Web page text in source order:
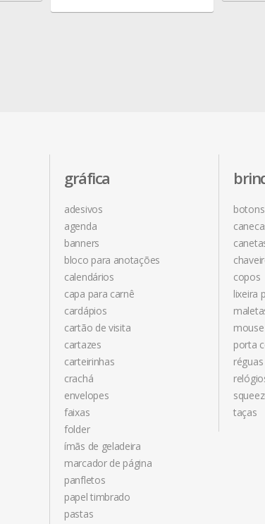
gráfica
adesivos
agenda
banners
bloco para anotações
calendários
capa para carnê
cardápios
cartão de visita
cartazes
carteirinhas
crachá
envelopes
faixas
folder
ímãs de geladeira
marcador de página
panfletos
papel timbrado
pastas
botons
copos
lixeira
porta
réguas
taças